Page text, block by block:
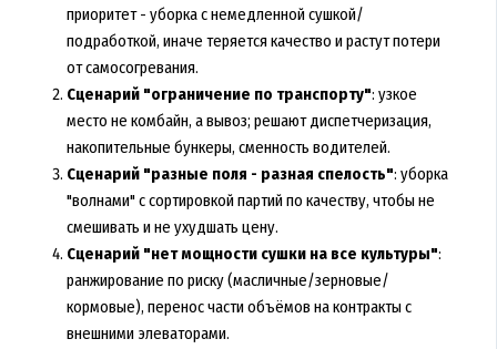
приоритет - уборка с немедленной сушкой/
подработкой, иначе теряется качество и растут потери
от самосогревания.
Сценарий "ограничение по транспорту": узкое
место не комбайн, а вывоз; решают диспетчеризация,
накопительные бункеры, сменность водителей.
Сценарий "разные поля - разная спелость": уборка
"волнами" с сортировкой партий по качеству, чтобы не
смешивать и не ухудшать цену.
Сценарий "нет мощности сушки на все культуры":
ранжирование по риску (масличные/зерновые/
кормовые), перенос части объёмов на контракты с
внешними элеваторами.